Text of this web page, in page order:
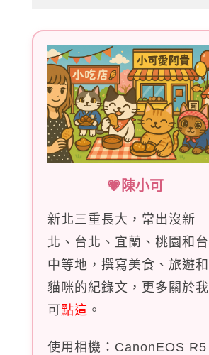
💗陳小可
新北三重長大，常出沒新
北、台北、宜蘭、桃園和台
中等地，撰寫美食、旅遊和
貓咪的紀錄文，更多關於我
可點這 。
使用相機：CanonEOS R5